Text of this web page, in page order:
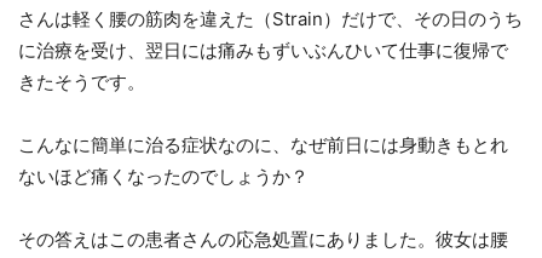
さんは軽く腰の筋肉を違えた（Strain）だけで、その日のうち
に治療を受け、翌日には痛みもずいぶんひいて仕事に復帰で
きたそうです。
こんなに簡単に治る症状なのに、なぜ前日には身動きもとれ
ないほど痛くなったのでしょうか？
その答えはこの患者さんの応急処置にありました。彼女は腰